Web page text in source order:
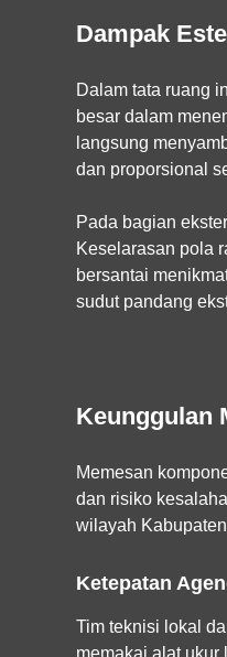
Dampak
Dalam tata ruang
besar dalam
langsung
dan proporsional
Pada bagian
Keselarasan pola
bersantai
sudut pandang
Keunggulan
Memesan
dan risiko
wilayah
Ketepatan
Tim teknisi lokal